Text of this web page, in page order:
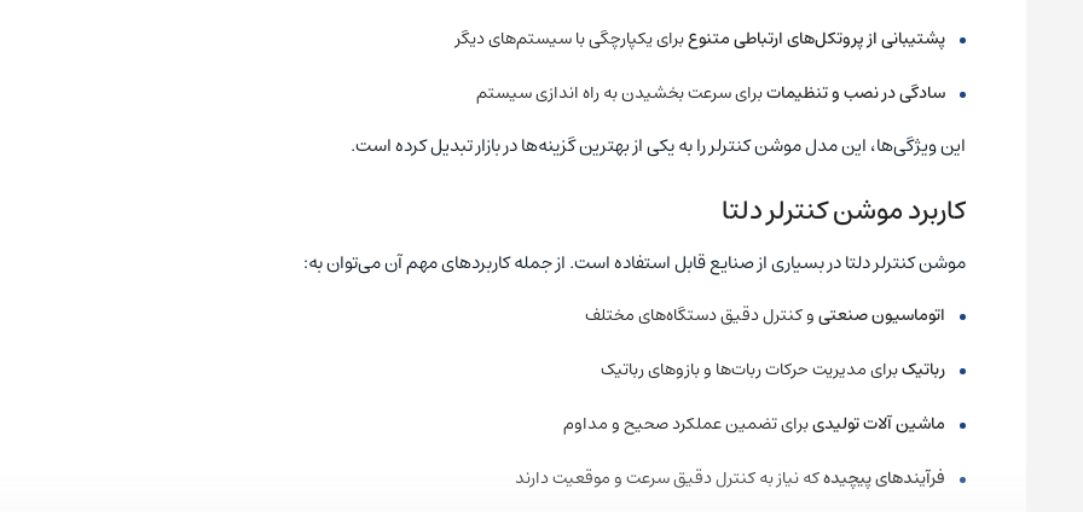
پشتیبانی از پروتکل‌های ارتباطی متنوعبرای یکپارچگی با سیستم‌های دیگر
سادگی در نصب و تنظیماتبرای سرعت بخشیدن به راه‌ اندازی سیستم
این ویژگی‌ها، این مدل موشن کنترلر را به یکی از بهترین گزینه‌ها در بازار تبدیل کرده است.
کاربرد موشن کنترلر دلتا
موشن کنترلر دلتا در بسیاری از صنایع قابل استفاده است. از جمله کاربردهای مهم آن می‌توان به:
اتوماسیون صنعتیو کنترل دقیق دستگاه‌های مختلف
رباتیکبرای مدیریت حرکات ربات‌ها و بازوهای رباتیک
ماشین‌آلات تولیدیبرای تضمین عملکرد صحیح و مداوم
فرآیندهای پیچیدهکه نیاز به کنترل دقیق سرعت و موقعیت دارند